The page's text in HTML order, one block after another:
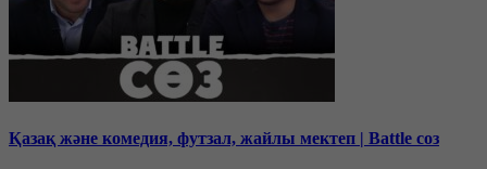
Қазақ және комедия, футзал, жайлы мектеп | Battle соз